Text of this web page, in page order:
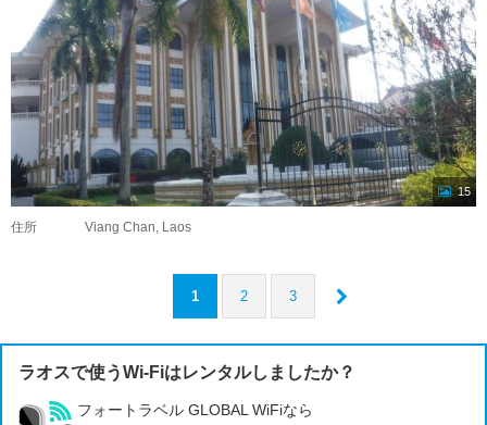
15
住所 Viang Chan, Laos
1 2 3
ラオスで使うWi-Fiはレンタルしましたか？
フォートラベル GLOBAL WiFiなら